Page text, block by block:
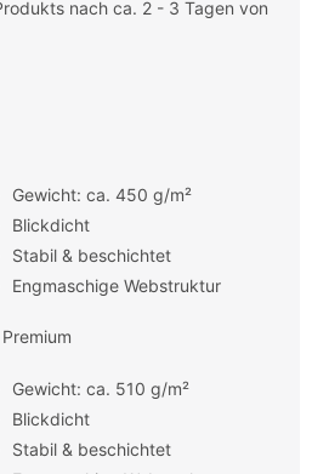
nach ca. 2 - 3 Tagen von
Gewicht: ca. 450 g/m²
Blickdicht
Stabil & beschichtet
Engmaschige Webstruktur
Gewicht: ca. 510 g/m²
Blickdicht
Stabil & beschichtet